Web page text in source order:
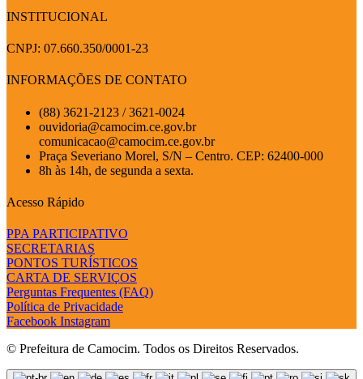
INSTITUCIONAL
CNPJ: 07.660.350/0001-23
INFORMAÇÕES DE CONTATO
(88) 3621-2123 / 3621-0024
ouvidoria@camocim.ce.gov.br
comunicacao@camocim.ce.gov.br
Praça Severiano Morel, S/N – Centro. CEP: 62400-000
8h às 14h, de segunda a sexta.
Acesso Rápido
PPA PARTICIPATIVO
SECRETARIAS
PONTOS TURÍSTICOS
CARTA DE SERVIÇOS
Perguntas Frequentes (FAQ)
Política de Privacidade
Facebook Instagram
© Prefeitura de Camocim. Todos os Direitos Reservados.